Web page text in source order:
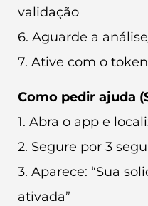
validação
6. Aguarde a
7. Ative com o
Como pedir ajuda
1. Abra o app e
2. Segure por 3
3. Aparece: “Sua
ativada”